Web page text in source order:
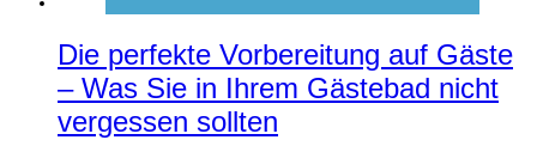
Die perfekte Vorbereitung auf Gäste
– Was Sie in Ihrem Gästebad nicht
vergessen sollten